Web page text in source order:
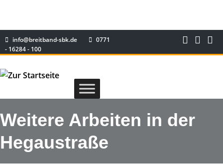
info@breitband-sbk.de
0771
- 16284 - 100
Weitere Arbeiten in der
Hegaustraße